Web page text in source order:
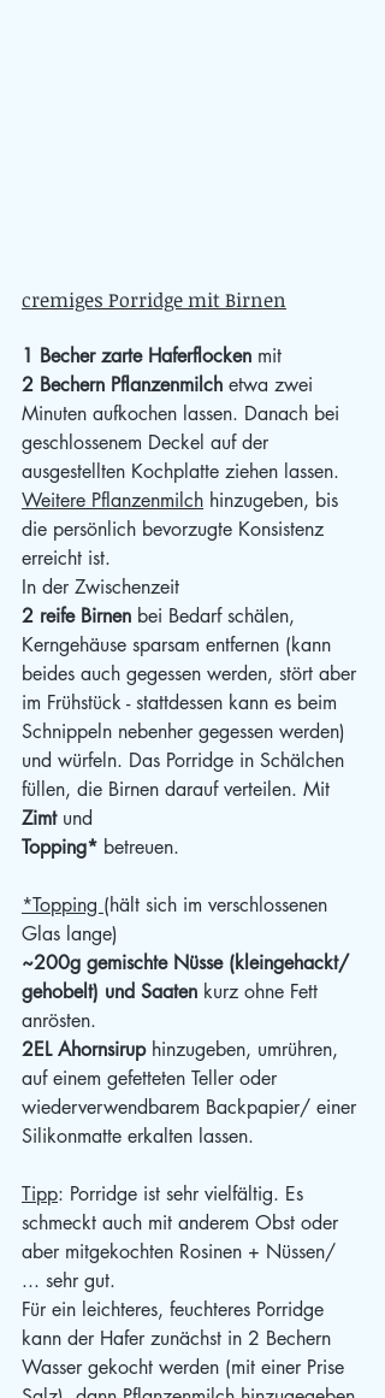
cremiges Porridge mit Birnen
1 Becher zarte Haferflocken mit
2 Bechern Pflanzenmilch etwa zwei
Minuten aufkochen lassen. Danach bei
geschlossenem Deckel auf der
ausgestellten Kochplatte ziehen lassen.
Weitere Pflanzenmilch hinzugeben, bis
die persönlich bevorzugte Konsistenz
erreicht ist.
In der Zwischenzeit
2 reife Birnen bei Bedarf schälen,
Kerngehäuse sparsam entfernen (kann
beides auch gegessen werden, stört aber
im Frühstück - stattdessen kann es beim
Schnippeln nebenher gegessen werden)
und würfeln. Das Porridge in Schälchen
füllen, die Birnen darauf verteilen. Mit
Zimt und
Topping* betreuen.
*Topping (hält sich im verschlossenen
Glas lange)
~200g gemischte Nüsse (kleingehackt/
gehobelt) und Saaten kurz ohne Fett
anrösten.
2EL Ahornsirup hinzugeben, umrühren,
auf einem gefetteten Teller oder
wiederverwendbarem Backpapier/ einer
Silikonmatte erkalten lassen.
Tipp: Porridge ist sehr vielfältig. Es
schmeckt auch mit anderem Obst oder
aber mitgekochten Rosinen + Nüssen/
... sehr gut.
Für ein leichteres, feuchteres Porridge
kann der Hafer zunächst in 2 Bechern
Wasser gekocht werden (mit einer Prise